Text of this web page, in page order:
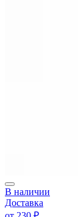
В наличии
Доставка